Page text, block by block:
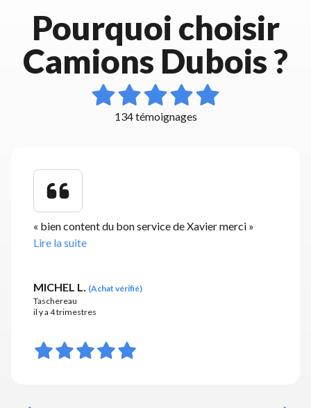
Pourquoi choisir
Camions Dubois ?
134 témoignages
« bien content du bon service de Xavier merci »
Lire la suite
MICHEL L. (Achat vérifié)
Taschereau
il y a 4 trimestres